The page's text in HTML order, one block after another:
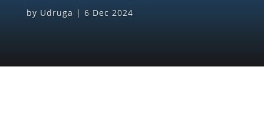
by Udruga | 6 Dec 2024